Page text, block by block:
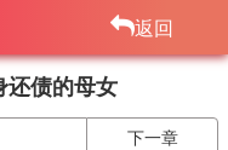
返回
还债的母女
下一章